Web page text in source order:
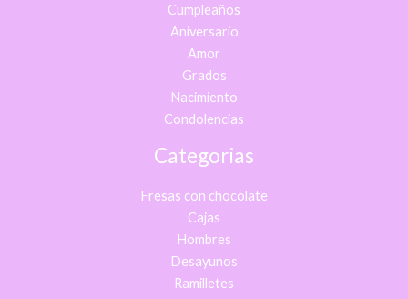
Cumpleaños
Aniversario
Amor
Grados
Nacimiento
Condolencias
Categorias
Fresas con chocolate
Cajas
Hombres
Desayunos
Ramilletes